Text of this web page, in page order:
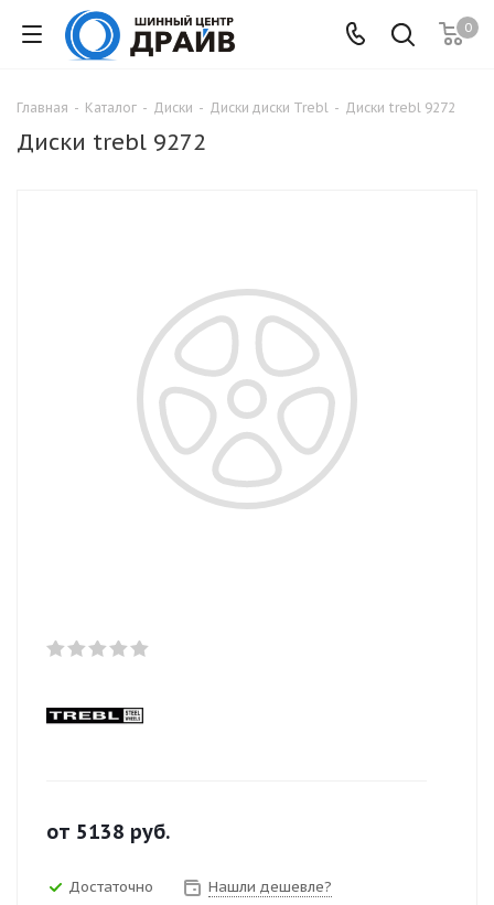
0
Главная - Каталог - Диски - Диски диски Trebl - Диски trebl 9272
Диски trebl 9272
от 5138 руб.
Достаточно
Нашли дешевле?